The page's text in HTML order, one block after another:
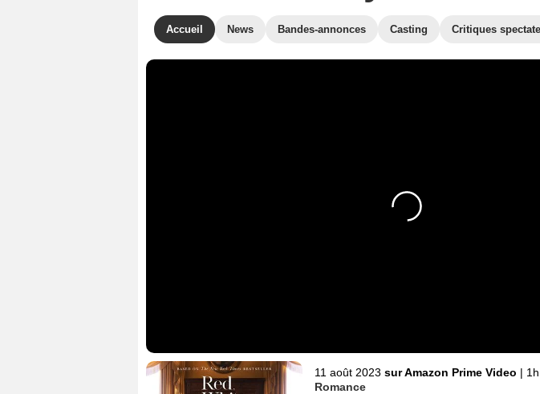
Accueil News Bandes-annonces Casting Critiques
11 août 2023 sur Amazon Prime Video |
Romance